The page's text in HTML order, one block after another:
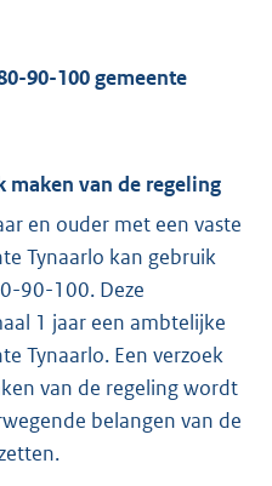
90-100 gemeente
van de regeling
en ouder met een vaste
Tynaarlo kan gebruik
90-100. Deze
1 jaar een ambtelijke
Tynaarlo. Een verzoek
van de regeling wordt
belangen van de